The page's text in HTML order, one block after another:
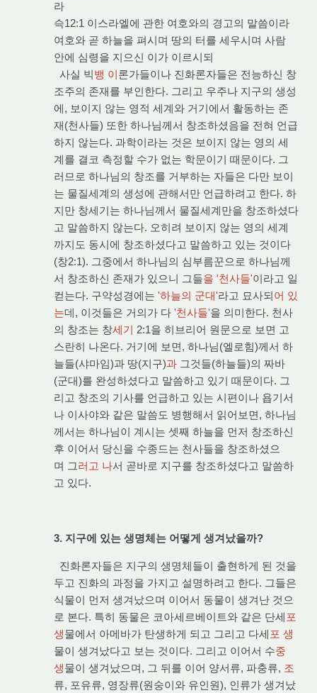
라
슥12:1 이스라엘에 관한 여호와의 경고의 말씀이라
여호와 곧 하늘을 펴시며 땅의 터를 세우시며 사람
안에 심령을 지으신 이가 이르시되
사실 빅뱅 이론가들이나 진화론자들은 전능하신 창
조주의 존재를 부인한다. 그리고 우주나 지구의 생성
에, 보이지 않는 영적 세계와 거기에서 활동하는 존
재(천사들) 또한 하나님께서 창조하셨음을 전혀 언급
하지 않는다. 과학이라는 것은 보이지 않는 영의 세
계를 결코 측정할 수가 없는 학문이기 때문이다. 그
러므로 하나님의 창조를 거부하는 자들은 다만 보이
는 물질세계의 생성에 관해서만 언급하려고 한다. 하
지만 창세기는 하나님께서 물질세계만을 창조하셨다
고 말씀하지 않는다. 오히려 보이지 않는 영의 세계
까지도 동시에 창조하셨다고 말씀하고 있는 것이다
(창2:1). 그중에서 하나님의 심부름꾼으로 하나님께
서 창조하신 존재가 있으니 그들을 '천사들'이라고 일
컫는다. 구약성경에는 '하늘의 군대'라고 묘사되어 있
는데, 이것들은 거의가 다 '천사들'을 의미한다. 천사
의 창조는 창세기 2:1을 히브리어 원문으로 보면 고
스란히 나온다. 거기에 보면, 하나님(엘로힘)께서 하
늘들(샤마임)과 땅(지구)과 그것들(하늘들)의 짜바
(군대)를 완성하셨다고 말씀하고 있기 때문이다. 그
리고 창조의 기사를 언급하고 있는 시편이나 욥기서
나 이사야와 같은 말씀도 병행해서 읽어보면, 하나님
께서는 하나님이 계시는 셋째 하늘을 먼저 창조하신
후 이어서 당신을 수종드는 천사들을 창조하셨으
며 그러고 나서 곧바로 지구를 창조하셨다고 말씀하
고 있다.
3. 지구에 있는 생명체는 어떻게 생겨났을까?
진화론자들은 지구의 생명체들이 출현하게 된 것을
두고 진화의 과정을 가지고 설명하려고 한다. 그들은
식물이 먼저 생겨났으며 이어서 동물이 생겨난 것으
로 본다. 특히 동물은 코아세르베이트와 같은 단세 포
생물에서 아메바가 탄생하게 되고 그리고 다세 포 생
물이 생겨났다고 보는 것이다. 그리고 이어서 수중
생물이 생겨났으며, 그 뒤를 이어 양서류, 파충류, 조
류, 포유류, 영장류(원숭이와 유인원), 인류가 생겨났